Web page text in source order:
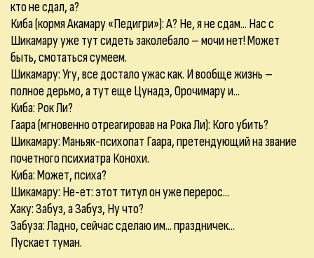
кто не сдал, а?
Киба (кормя Акамару «Педигри»): А? Не, я не сдам... Нас с
Шикамару уже тут сидеть заколебало – мочи нет! Может
быть, смотаться сумеем.
Шикамару: Угу, все достало ужас как. И вообще жизнь –
полное дерьмо, а тут еще Цунадэ, Орочимару и...
Киба: Рок Ли?
Гаара (мгновенно отреагировав на Рока Ли): Кого убить?
Шикамару: Маньяк-психопат Гаара, претендующий на звание
почетного психиатра Конохи.
Киба: Может, психа?
Шикамару: Не-ет: этот титул он уже перерос...
Хаку: Забуз, а Забуз, Ну что?
Забуза: Ладно, сейчас сделаю им... праздничек...
Пускает туман.